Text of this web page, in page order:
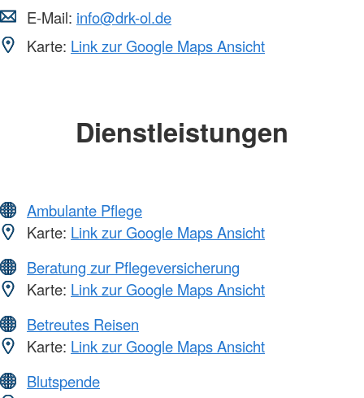
E-Mail: info@drk-ol.de
Karte: Link zur Google Maps Ansicht
Dienstleistungen
Ambulante Pflege
Karte: Link zur Google Maps Ansicht
Beratung zur Pflegeversicherung
Karte: Link zur Google Maps Ansicht
Betreutes Reisen
Karte: Link zur Google Maps Ansicht
Blutspende